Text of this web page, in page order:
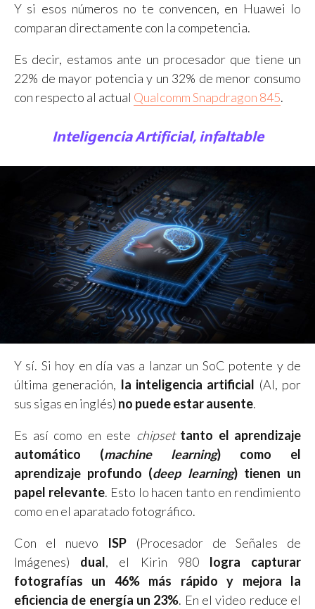
Y si esos números no te convencen, en Huawei lo
comparan directamente con la competencia.
Es decir, estamos ante un procesador que tiene un
22% de mayor potencia y un 32% de menor consumo
con respecto al actual Qualcomm Snapdragon 845.
Inteligencia Artificial, infaltable
Y sí. Si hoy en día vas a lanzar un SoC potente y de
última generación, la inteligencia artificial (AI, por
sus sigas en inglés) no puede estar ausente.
Es así como en este chipset tanto el aprendizaje
automático (machine learning) como el
aprendizaje profundo (deep learning) tienen un
papel relevante. Esto lo hacen tanto en rendimiento
como en el aparatado fotográfico.
Con el nuevo ISP (Procesador de Señales de
Imágenes) dual, el Kirin 980 logra capturar
fotografías un 46% más rápido y mejora la
eficiencia de energía un 23%. En el video reduce el